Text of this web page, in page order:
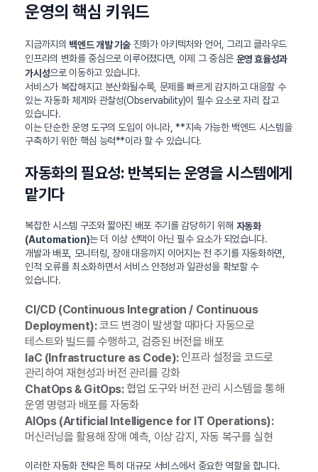
운영의 핵심 키워드
지금까지의 백엔드 개발 기술 진화가 아키텍처와 언어, 그리고 클라우드
인프라의 변화를 중심으로 이루어졌다면, 이제 그 중심은 운영 효율성과
가시성으로 이동하고 있습니다.
서비스가 복잡해지고 분산화될수록, 문제를 빠르게 감지하고 대응할 수
있는 자동화 체계와 관찰성(Observability)이 필수 요소로 자리 잡고
있습니다.
이는 단순한 운영 도구의 도입이 아니라, **지속 가능한 백엔드 시스템을
구축하기 위한 핵심 능력**이라 할 수 있습니다.
자동화의 필요성: 반복되는 운영을 시스템에게
맡기다
복잡한 시스템 구조와 짧아진 배포 주기를 감당하기 위해 자동화
(Automation)는 더 이상 선택이 아닌 필수 요소가 되었습니다.
개발과 배포, 모니터링, 장애 대응까지 이어지는 전 주기를 자동화하면,
인적 오류를 최소화하면서 서비스 안정성과 일관성을 확보할 수
있습니다.
CI/CD (Continuous Integration / Continuous
Deployment):코드 변경이 발생할 때마다 자동으로
테스트와 빌드를 수행하고, 검증된 버전을 배포
IaC (Infrastructure as Code):인프라 설정을 코드로
관리하여 재현성과 버전 관리를 강화
ChatOps & GitOps:협업 도구와 버전 관리 시스템을 통해
운영 명령과 배포를 자동화
AIOps (Artificial Intelligence for IT Operations):
머신러닝을 활용해 장애 예측, 이상 감지, 자동 복구를 실현
이러한 자동화 전략은 특히 대규모 서비스에서 중요한 역할을 합니다.